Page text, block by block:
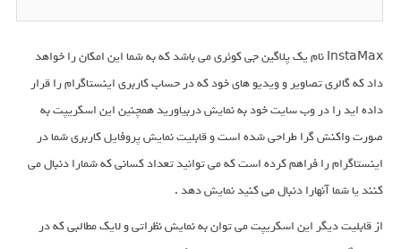
InstaMax نام یک پلاگین جی کوئری می باشد که به شما این امکان را خواهد
داد که گالری تصاویر و ویدیو های خود که در حساب کاربری اینستاگرام را قرار
داده اید را در وب سایت خود به نمایش دربیاورید همچنین این اسکریپت به
صورت واکنش گرا طراحی شده است و قابلیت نمایش پروفایل کاربری شما در
اینستاگرام را فراهم کرده است که می توانید تعداد کسانی که شمارا دنبال می
کنند یا شما آنهارا دنبال می کنید نمایش دهد .
از قابلیت دیگر این اسکریپت می توان به نمایش نظراتی و لایک مطالبی که در